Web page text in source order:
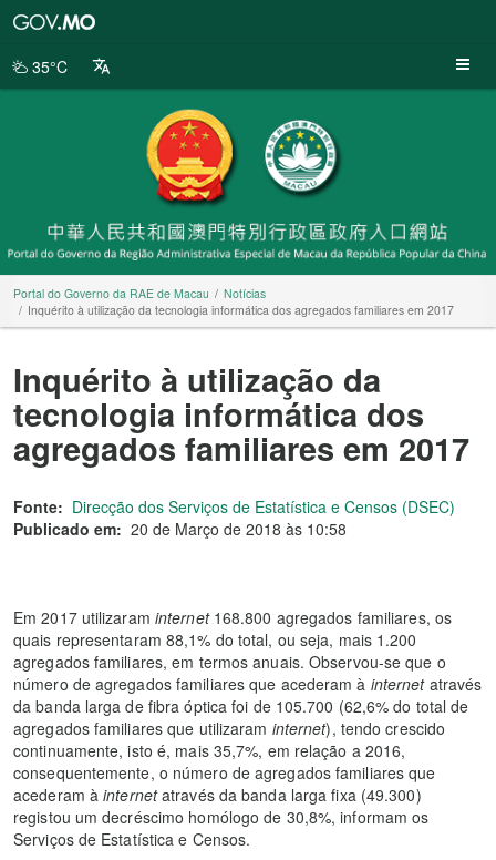
da
35°C
Portal do Governo da RAE de Macau
Notícias
Inquérito à utilização da tecnologia informática dos agregados familiares em 2017
Inquérito à utilização da
tecnologia informática dos
agregados familiares em 2017
Fonte: Direcção dos Serviços de Estatística e Censos (DSEC)
Publicado em: 20 de Março de 2018 às 10:58
Em 2017 utilizaram internet168.800 agregados familiares, os
quais representaram 88,1% do total, ou seja, mais 1.200
agregados familiares, em termos anuais. Observou-se que o
número de agregados familiares que acederam à internetatravés
da banda larga de fibra óptica foi de 105.700 (62,6% do total de
agregados familiares que utilizaram internet), tendo crescido
continuamente, isto é, mais 35,7%, em relação a 2016,
consequentemente, o número de agregados familiares que
acederam àinternetatravés da banda larga fixa (49.300)
registou um decréscimo homólogo de 30,8%, informam os
Serviços de Estatística e Censos.